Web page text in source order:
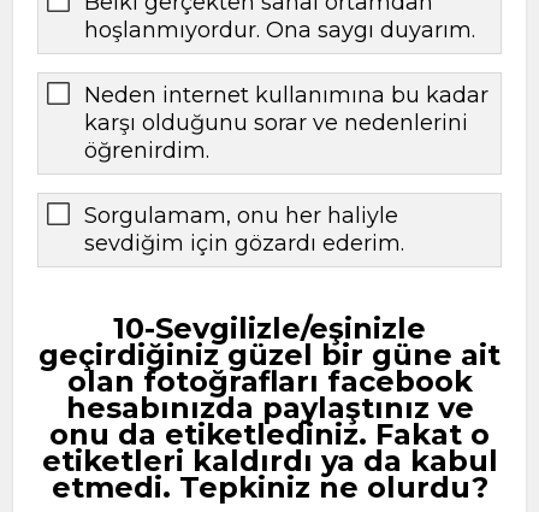
hoşlanmıyordur. Ona saygı duyarım.
Neden internet kullanımına bu kadar
karşı olduğunu sorar ve nedenlerini
öğrenirdim.
Sorgulamam, onu her haliyle
sevdiğim için gözardı ederim.
10-Sevgilizle/eşinizle
geçirdiğiniz güzel bir güne ait
olan fotoğrafları facebook
hesabınızda paylaştınız ve
onu da etiketlediniz. Fakat o
etiketleri kaldırdı ya da kabul
etmedi. Tepkiniz ne olurdu?